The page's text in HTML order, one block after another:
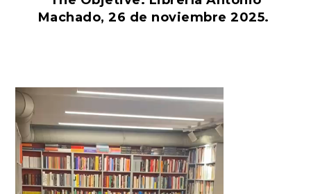
Machado, 26 de noviembre 2025.
Reproductor
de
vídeo